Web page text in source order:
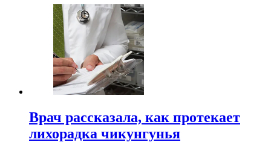
Врач рассказала, как протекает
лихорадка чикунгунья